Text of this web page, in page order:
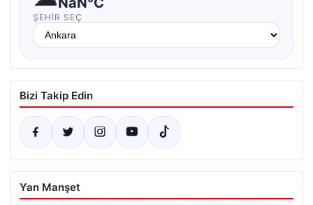
ŞEHIR SEÇ
Bizi Takip Edin
Yan Manşet